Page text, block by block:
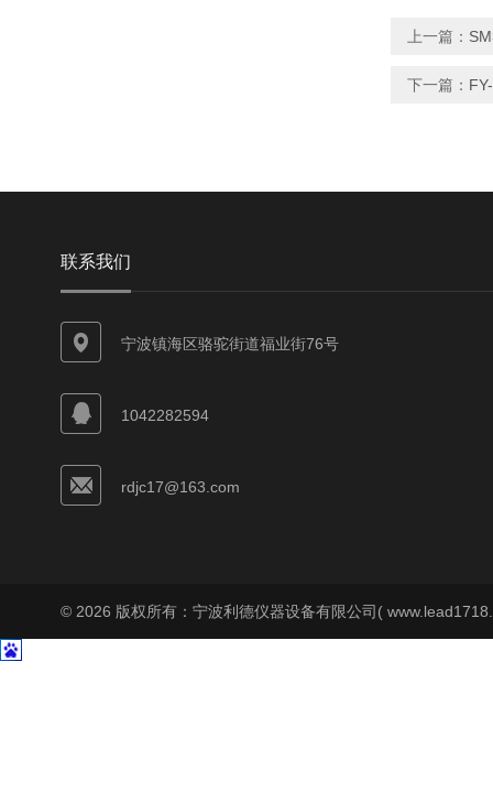
上一篇：
下一篇：
联系我们
宁波镇海区骆驼街道福业街76号
1042282594
rdjc17@163.com
© 2026 版权所有：宁波利德仪器设备有限公司(